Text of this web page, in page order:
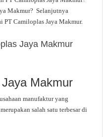
Makmur? Selanjutnya
PT Camiloplas Jaya Makmur.
Jaya Makmur
Makmur
manufaktur yang
salah satu terbesar di